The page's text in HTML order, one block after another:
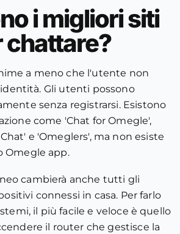
i migliori siti
chattare?
a meno che l'utente non
Gli utenti possono
senza registrarsi. Esistono
come 'Chat for Omegle',
e 'Omeglers', ma non esiste
Omegle app.
cambierà anche tutti gli
connessi in casa. Per farlo
il più facile e veloce è quello
il router che gestisce la